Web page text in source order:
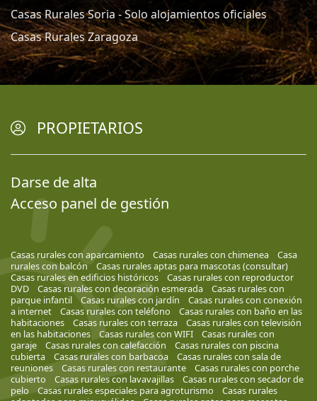
Casas Rurales Soria - Solo alojamientos oficiales
Casas Rurales Zaragoza
PROPIETARIOS
Darse de alta
Acceso panel de gestión
Casas rurales con aparcamiento Casas rurales con chimenea
Casa
rurales con balcón
Casas rurales aptas para mascotas (consultar)
Casas rurales en edificios históricos
Casas rurales con reproductor
DVD
Casas rurales con decoración esmerada
Casas rurales con
parque infantil
Casas rurales con jardín
Casas rurales con conexión
a internet
Casas rurales con teléfono
Casas rurales con baño en las
habitaciones
Casas rurales con terraza
Casas rurales con televisión
en las habitaciones
Casas rurales con WIFI
Casas rurales con
garaje
Casas rurales con calefacción
Casas rurales con piscina
cubierta
Casas rurales con barbacoa
Casas rurales con sala de
reuniones
Casas rurales con restaurante
Casas rurales con porche
cubierto
Casas rurales con lavavajillas
Casas rurales con secador de
pelo
Casas rurales especiales para agroturismo
Casas rurales